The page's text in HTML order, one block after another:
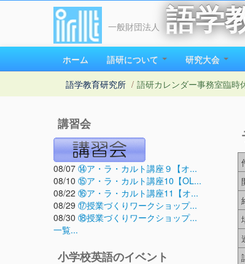
一般財団法人 語学
ホーム 語研について 研究大会
語学教育研究所 / 語研カレンダー事務室臨時
講習会
08/07 ⑭ア・ラ・カルト講座９【オ...
08/10 ⑮ア・ラ・カルト講座10【OL...
08/22 ⑯ア・ラ・カルト講座11【オ...
08/29 ⑰授業づくりワークショップ...
08/30 ⑱授業づくりワークショップ...
一覧...
小学校英語のイベント